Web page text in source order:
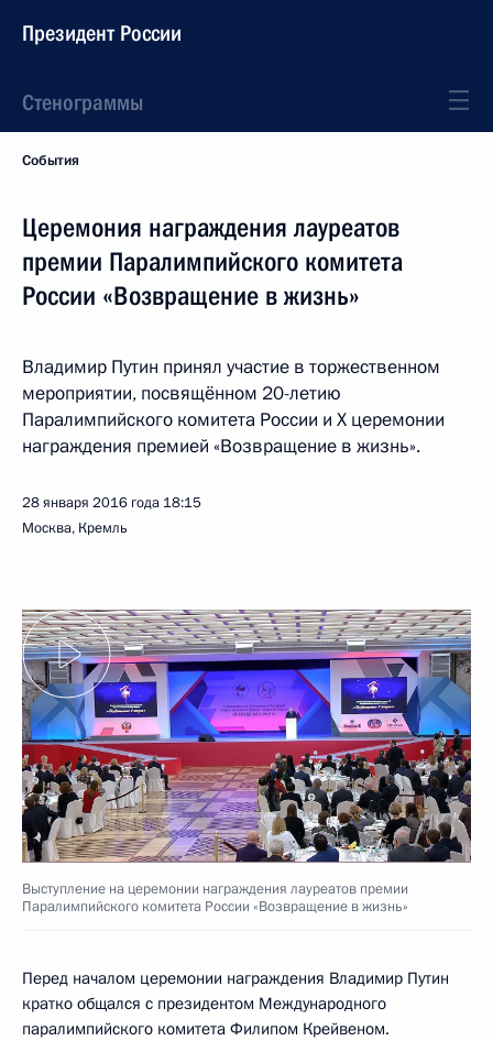
Президент России
Стенограммы
События
Церемония награждения лауреатов
премии Паралимпийского комитета
России «Возвращение в жизнь»
Владимир Путин принял участие в торжественном
мероприятии, посвящённом 20-летию
Паралимпийского комитета России и Х церемонии
награждения премией «Возвращение в жизнь».
28 января 2016 года 18:15
Москва, Кремль
Выступление на церемонии награждения лауреатов премии
Паралимпийского комитета России «Возвращение в жизнь»
Перед началом церемонии награждения Владимир Путин
кратко общался с президентом Международного
паралимпийского комитета Филипом Крейвеном.